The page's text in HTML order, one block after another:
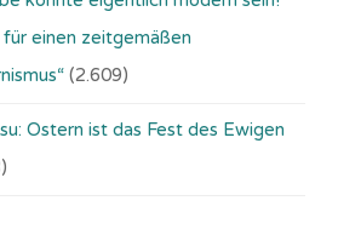
einen zeitgemäßen
(2.609)
Ostern ist das Fest des Ewigen